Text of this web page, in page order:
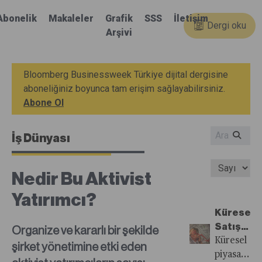
Makaleler
Grafik
Arşivi
SSS İletişim
Dergi oku
Bloomberg Businessweek Türkiye dijital dergisine
aboneliğiniz boyunca tam erişim sağlayabilirsiniz.
Abone Ol
İş Dünyası
Nedir Bu Aktivist
Yatırımcı?
Organize ve kararlı bir şekilde
şirket yönetimine etki eden
Küresel
Satış
Tepkiler
Küresel
piyasalar